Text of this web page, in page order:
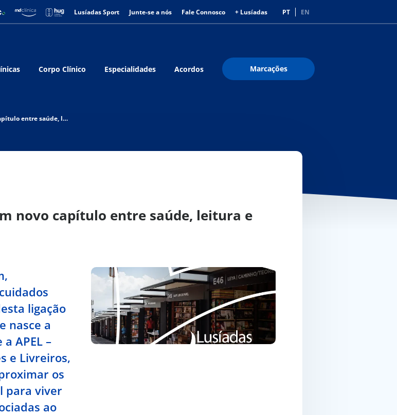
Lusíadas Sport Junte-se a nós Fale Connosco + Lusíadas PT EN
Corpo Clínico Especialidades Acordos Marcações
Lusíadas Saúde e APEL abrem novo capítulo entre saúde, leitura e literacia
novo capítulo entre saúde, leitura e
ligação
nasce a
APEL –
e Livreiros,
os
para viver
ao